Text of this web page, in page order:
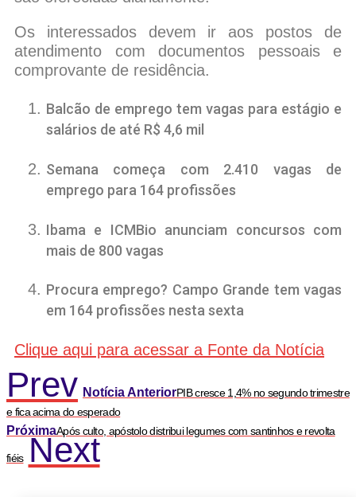
Os interessados devem ir aos postos de
atendimento com documentos pessoais e
comprovante de residência.
Balcão de emprego tem vagas para estágio e
salários de até R$ 4,6 mil
Semana começa com 2.410 vagas de
emprego para 164 profissões
Ibama e ICMBio anunciam concursos com
mais de 800 vagas
Procura emprego? Campo Grande tem vagas
em 164 profissões nesta sexta
Clique aqui para acessar a Fonte da Notícia
Prev Notícia AnteriorPIB cresce 1,4% no segundo trimestre
e fica acima do esperado
PróximaApós culto, apóstolo distribui legumes com santinhos e revolta
fiéis Next